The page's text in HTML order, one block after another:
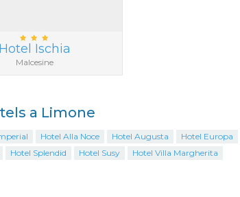
Hotel Ischia
Malcesine
a Limone
Hotel Alla Noce Hotel Augusta Hotel Europa
Hotel Splendid Hotel Susy Hotel Villa Margherita